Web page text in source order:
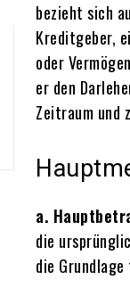
bezieht sich
Kreditgeber,
oder
er den
Zeitraum und
a.
die
die